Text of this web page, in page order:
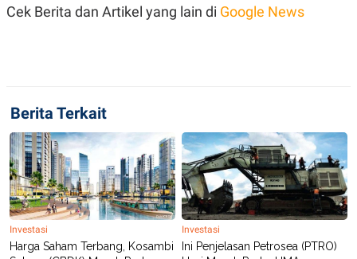
A
A
G
O
T
N
T
V
I
S
U
S
JARINGAN
Cek Berita dan Artikel yang lain di Google News
Berita Terkait
Investasi
Harga Saham Terbang, Kosambi
Investasi
Ini Penjelasan Petrosea (PTRO)